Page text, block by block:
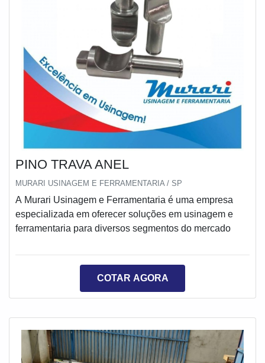
PINO TRAVA ANEL
MURARI USINAGEM E FERRAMENTARIA / SP
A Murari Usinagem e Ferramentaria é uma empresa
especializada em oferecer soluções em usinagem e
ferramentaria para diversos segmentos do mercado
COTAR AGORA